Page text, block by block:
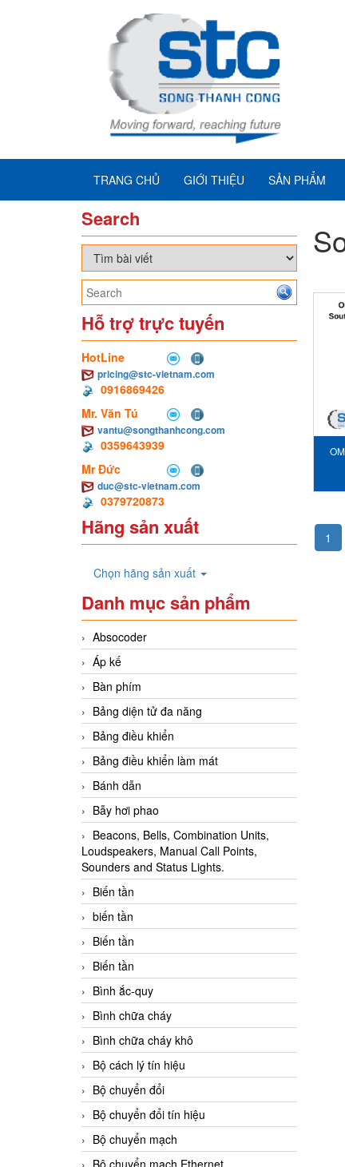
TRANG CHỦ GIỚI THIỆU SẢN PHẨM
Search
Hỗ trợ trực tuyến
HotLine
pricing@stc-vietnam.com
0916869426
Mr. Văn Tú
vantu@songthanhcong.com
0359643939
Mr Đức
duc@stc-vietnam.com
0379720873
Hãng sản xuất
Chọn hãng sản xuất
Danh mục sản phẩm
Absocoder
Áp kế
Bàn phím
Bảng diện tử đa năng
Bảng điều khiển
Bảng điều khiển làm mát
Bánh dẫn
Bẫy hơi phao
Beacons, Bells, Combination Units,
Loudspeakers, Manual Call Points,
Sounders and Status Lights.
Biến tần
biến tần
Biến tần
Biến tần
Bình ắc-quy
Bình chữa cháy
Bình chữa cháy khô
Bộ cách lý tín hiệu
Bộ chuyển đổi
Bộ chuyển đổi tín hiệu
Bộ chuyển mạch
1